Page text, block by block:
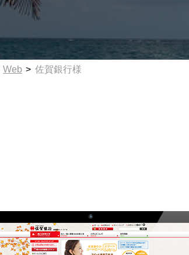
Web 佐賀銀行様